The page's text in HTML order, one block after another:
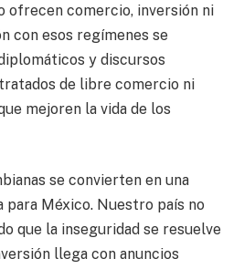
ofrecen comercio, inversión ni
con esos regímenes se
y discursos
de libre comercio ni
mejoren la vida de los
se convierten en una
para México. Nuestro país no
que la inseguridad se resuelve
llega con anuncios